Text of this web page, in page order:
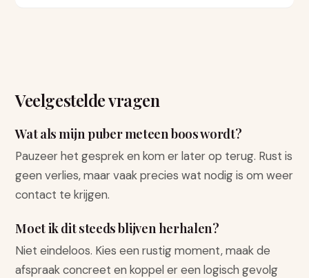
Veelgestelde vragen
Wat als mijn puber meteen boos wordt?
Pauzeer het gesprek en kom er later op terug. Rust is
geen verlies, maar vaak precies wat nodig is om weer
contact te krijgen.
Moet ik dit steeds blijven herhalen?
Niet eindeloos. Kies een rustig moment, maak de
afspraak concreet en koppel er een logisch gevolg